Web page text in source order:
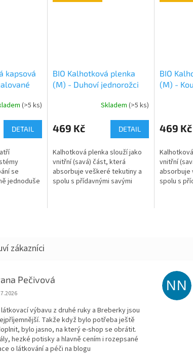
kapsová
(>5 ks)
DETAIL
se
jednoduše
BIO Kalhotková plenka
(M) - Duhoví jednorožci
Skladem (>5 ks)
469 Kč DETAIL
Kalhotková plenka slouží jako
vnitřní (savá) část, která
absorbuje veškeré tekutiny a
spolu s přídavnými savými
BIO
(M) -
469 Kč
vnitřní
absorbuje
spolu s
Pečivová
obchodu je 5 z 5 hvězdiček.
výbavu z druhé ruky a Breberky jsou
Takže když bylo potřeba ještě
bylo jasno, na který e-shop se obrátit.
hezké potisky a hlavně cením i rozepsané
o látkování a péči na blogu
NN